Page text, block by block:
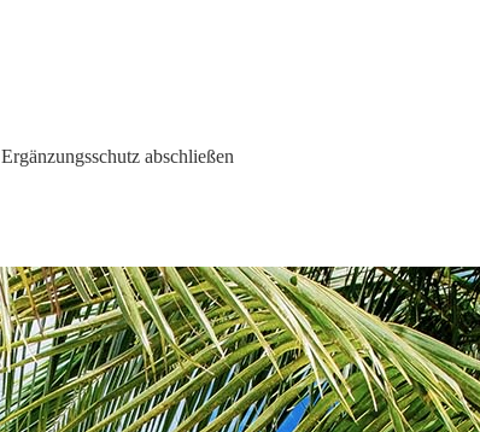
Ergänzungsschutz abschließen